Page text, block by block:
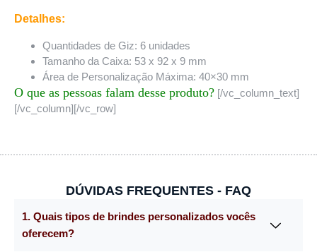
Detalhes:
Quantidades de Giz: 6 unidades
Tamanho da Caixa: 53 x 92 x 9 mm
Área de Personalização Máxima: 40×30 mm
O que as pessoas falam desse produto? [/vc_column_text]
[/vc_column][/vc_row]
DÚVIDAS FREQUENTES - FAQ
1. Quais tipos de brindes personalizados vocês
oferecem?